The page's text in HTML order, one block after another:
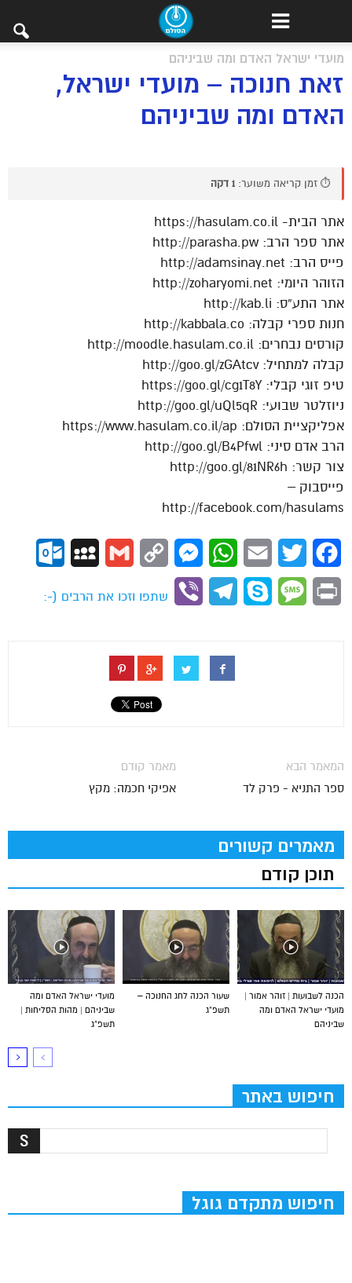
מועדי ישראל האדם ומה שביניהם
זאת חנוכה – מועדי ישראל,
האדם ומה שביניהם
⏱️ זמן קריאה משוער: 1 דקה
אתר הבית- https://hasulam.co.il
אתר ספר הרב: http://parasha.pw
פייס הרב: http://adamsinay.net
הזוהר היומי: http://zoharyomi.net
אתר התע”ס: http://kab.li
חנות ספרי קבלה: http://kabbala.co
קורסים נבחרים: http://moodle.hasulam.co.il
קבלה למתחיל: http://goo.gl/zGAtcv
טיפ זוגי קבלי: https://goo.gl/cg1T8Y
ניוזלטר שבועי: http://goo.gl/uQl5qR
אפליקציית הסולם: https://www.hasulam.co.il/ap
הרב אדם סיני: http://goo.gl/B4Pfwl
צור קשר: http://goo.gl/81NR6h
פייסבוק –
http://facebook.com/hasulams
Facebook
Twitter
Email
WhatsApp
Messenger
Copy
Gmail
MySpace
Print
Message
Skype
Telegram
Viber
שתפו וזכו את הרבים (-:
מאמר קודם
אפיקי חכמה: מקץ
המאמר הבא
ספר התניא - פרק לד
מאמרים קשורים
תוכן קודם
מועדי ישראל האדם ומה
שביניהם | מהות הסליחות |
תשפ”ג
שעור הכנה לחג החנוכה –
תשפ”ג
הכנה לשבועות | זוהר אמור |
מועדי ישראל האדם ומה
שביניהם
חיפוש באתר
חיפוש מתקדם גוגל